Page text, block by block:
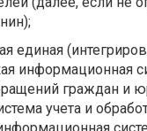
единая
информационная
граждан и
учета и